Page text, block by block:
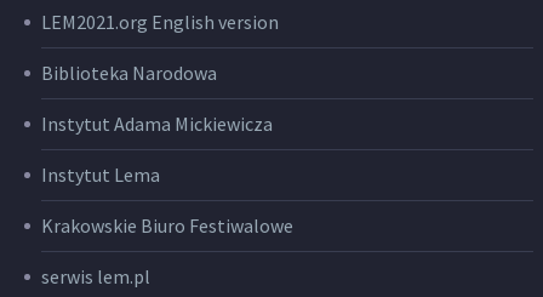
LEM2021.org English version
Biblioteka Narodowa
Instytut Adama Mickiewicza
Instytut Lema
Krakowskie Biuro Festiwalowe
serwis lem.pl